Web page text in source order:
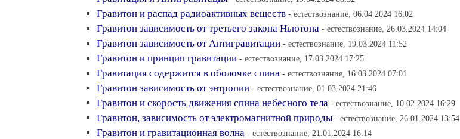
Гравитон и распад радиоактивных веществ - естествознание, 06.04.2024 16:02
Гравитон зависимость от третьего закона Ньютона - естествознание, 26.03.2024 14:04
Гравитон зависимость от Антигравитации - естествознание, 19.03.2024 11:52
Гравитон и принцип гравитации - естествознание, 17.03.2024 17:25
Гравитация содержится в оболочке спина - естествознание, 16.03.2024 07:01
Гравитон зависимость от энтропии - естествознание, 01.03.2024 21:46
Гравитон и скорость движения спина небесного тела - естествознание, 10.02.2024 16:29
Гравитон, зависимость от электромагнитной природы - естествознание, 26.01.2024 13:54
Гравитон и гравитационная волна - естествознание, 21.01.2024 16:14